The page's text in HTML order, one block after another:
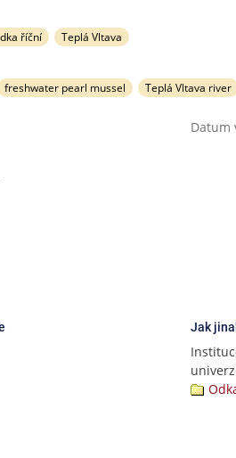
říční Teplá Vltava
freshwater pearl mussel Teplá Vltava river
Datum
Jak